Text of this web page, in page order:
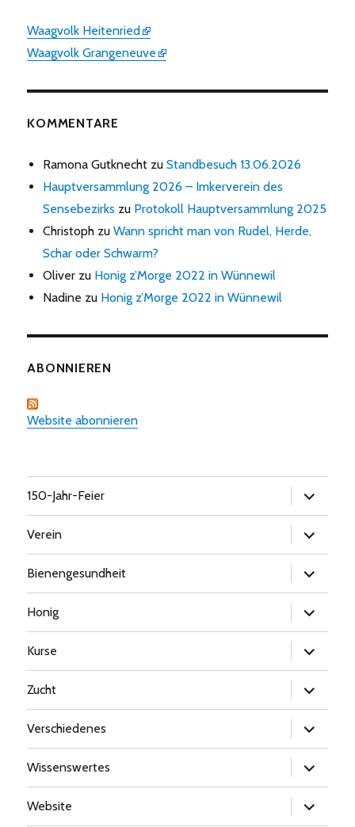
Waagvolk Heitenried
Waagvolk Grangeneuve
KOMMENTARE
Ramona Gutknecht zuStandbesuch 13.06.2026
Hauptversammlung 2026 – Imkerverein des
Sensebezirks zu Protokoll Hauptversammlung 2025
Christoph zuWann spricht man von Rudel, Herde,
Schar oder Schwarm?
Oliver zu Honig z’Morge 2022 in Wünnewil
Nadine zu Honig z’Morge 2022 in Wünnewil
ABONNIEREN
Website abonnieren
150-Jahr-Feier
öffnen
Verein
öffnen
Bienengesundheit
öffnen
Honig
öffnen
Kurse
öffnen
Zucht
öffnen
Verschiedenes
öffnen
Wissenswertes
öffnen
Website
öffnen